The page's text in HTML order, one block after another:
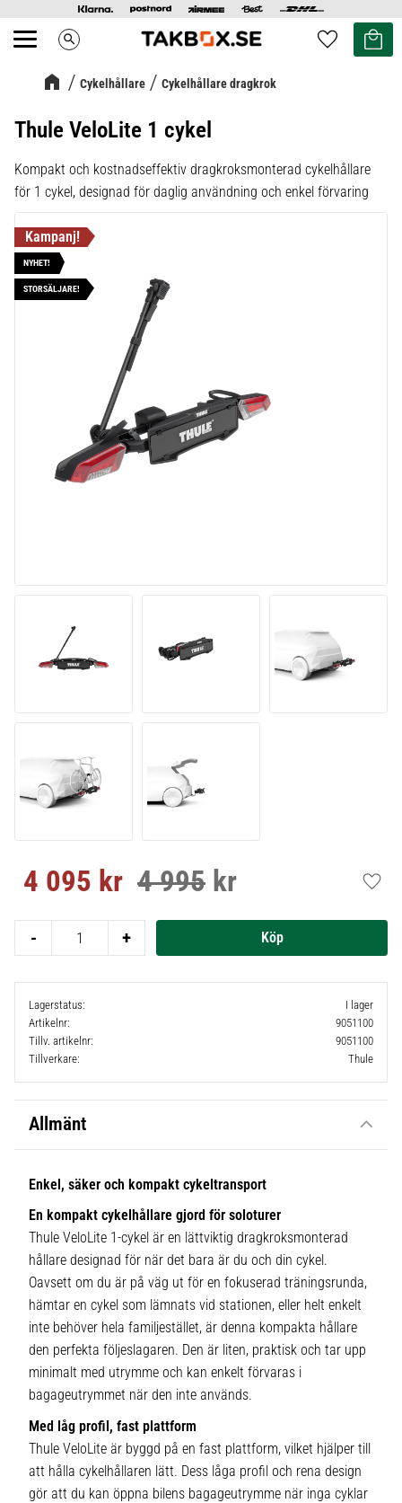
Meny search Favoriter
Kundvagn
Cykelhållare Cykelhållare dragkrok
Thule VeloLite 1 cykel
Kompakt och kostnadseffektiv dragkroksmonterad cykelhållare
för 1 cykel, designad för daglig användning och enkel förvaring
NYHET!
STORSÄLJARE!
Nedsatt pris:
4 095 kr Ordinarie pris:
4 995 kr
+
-
Lagerstatus
I lager
Artikelnr
9051100
Tillv. artikelnr
9051100
Tillverkare
Thule
Allmänt
Enkel, säker och kompakt cykeltransport
En kompakt cykelhållare gjord för soloturer
Thule VeloLite 1-cykel är en lättviktig dragkroksmonterad
hållare designad för när det bara är du och din cykel.
Oavsett om du är på väg ut för en fokuserad träningsrunda,
hämtar en cykel som lämnats vid stationen, eller helt enkelt
inte behöver hela familjestället, är denna kompakta hållare
den perfekta följeslagaren. Den är liten, praktisk och tar upp
minimalt med utrymme och kan enkelt förvaras i
bagageutrymmet när den inte används.
Med låg profil, fast plattform
Thule VeloLite är byggd på en fast plattform, vilket hjälper till
att hålla cykelhållaren lätt. Dess låga profil och rena design
gör att du kan öppna bilens bagageutrymme när inga cyklar